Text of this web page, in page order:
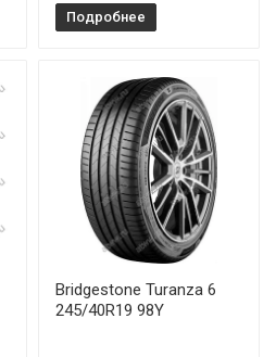
Подробнее
Bridgestone Turanza 6
245/40R19 98Y